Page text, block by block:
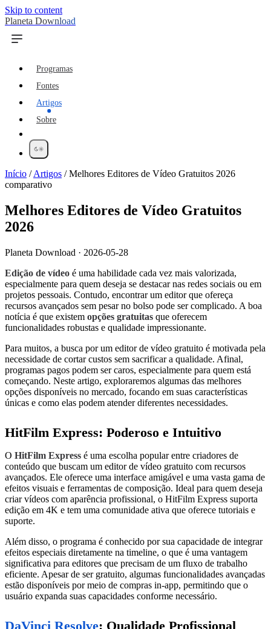
Skip to content
Planeta Download
Programas
Fontes
Artigos
Sobre
Início /Artigos /Melhores Editores de Vídeo Gratuitos 2026
comparativo
Melhores Editores de Vídeo Gratuitos
2026
Planeta Download · 2026-05-28
Edição de vídeo é uma habilidade cada vez mais valorizada,
especialmente para quem deseja se destacar nas redes sociais ou em
projetos pessoais. Contudo, encontrar um editor que ofereça
recursos avançados sem pesar no bolso pode ser complicado. A boa
notícia é que existem opções gratuitas que oferecem
funcionalidades robustas e qualidade impressionante.
Para muitos, a busca por um editor de vídeo gratuito é motivada pela
necessidade de cortar custos sem sacrificar a qualidade. Afinal,
programas pagos podem ser caros, especialmente para quem está
começando. Neste artigo, exploraremos algumas das melhores
opções disponíveis no mercado, focando em suas características
únicas e como elas podem atender diferentes necessidades.
HitFilm Express: Poderoso e Intuitivo
O HitFilm Express é uma escolha popular entre criadores de
conteúdo que buscam um editor de vídeo gratuito com recursos
avançados. Ele oferece uma interface amigável e uma vasta gama de
efeitos visuais e ferramentas de composição. Ideal para quem deseja
criar vídeos com aparência profissional, o HitFilm Express suporta
edição em 4K e tem uma comunidade ativa que oferece tutoriais e
suporte.
Além disso, o programa é conhecido por sua capacidade de integrar
efeitos especiais diretamente na timeline, o que é uma vantagem
significativa para editores que precisam de um fluxo de trabalho
eficiente. Apesar de ser gratuito, algumas funcionalidades avançadas
estão disponíveis por meio de compras in-app, permitindo que o
usuário expanda suas capacidades conforme necessário.
DaVinci Resolve: Qualidade Profissional